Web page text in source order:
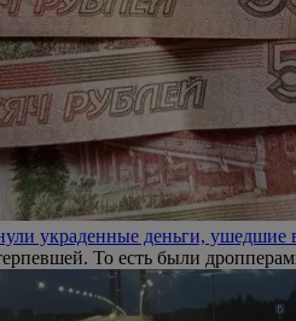
украденные деньги, ушедшие
То есть были